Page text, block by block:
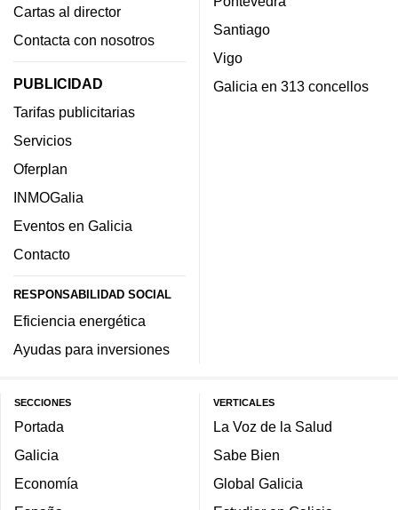
Cartas al director
Contacta con nosotros
PUBLICIDAD
Tarifas publicitarias
Servicios
Oferplan
INMOGalia
Eventos en Galicia
Contacto
RESPONSABILIDAD SOCIAL
Eficiencia energética
Ayudas para inversiones
Santiago
Vigo
Galicia en 313 concellos
SECCIONES
Portada
Galicia
Economía
VERTICALES
La Voz de la Salud
Sabe Bien
Global Galicia